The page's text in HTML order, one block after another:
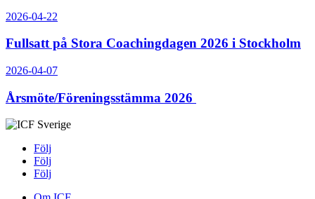
2026-04-22
Fullsatt på Stora Coachingdagen 2026 i Stockholm
2026-04-07
Årsmöte/Föreningsstämma 2026
Följ
Följ
Följ